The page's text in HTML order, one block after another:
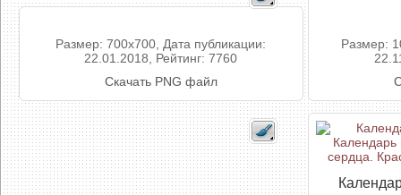
Размер: 700x700, Дата публикации:
22.01.2018, Рейтинг: 7760
Скачать PNG файл
Размер: